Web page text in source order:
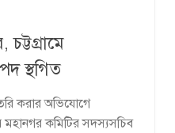
স্থগিত
করার অভিযোগে
মহানগর কমিটির সদস্যসচিব